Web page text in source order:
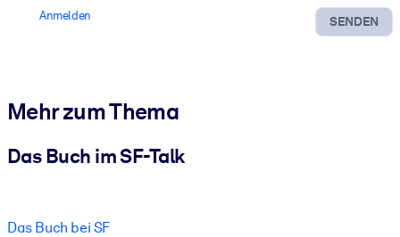
SENDEN
Anmelden
Mehr zum Thema
Das Buch im SF-Talk
Das Buch bei SF